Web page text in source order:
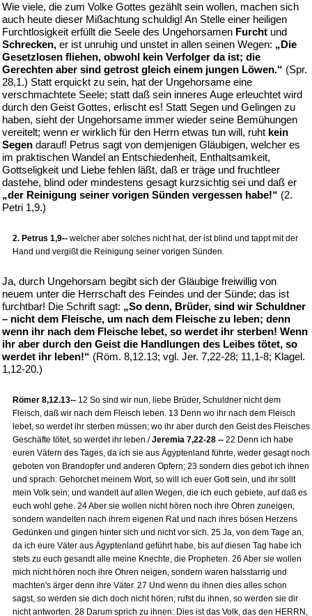
Wie viele, die zum Volke Gottes gezählt sein wollen, machen sich
auch heute dieser Mißachtung schuldig! An Stelle einer heiligen
Furchtlosigkeit erfüllt die Seele des Ungehorsamen Furcht und
Schrecken, er ist unruhig und unstet in allen seinen Wegen: „Die
Gesetzlosen fliehen, obwohl kein Verfolger da ist; die
Gerechten aber sind getrost gleich einem jungen Löwen.“ (Spr.
28,1.) Statt erquickt zu sein, hat der Ungehorsame eine
verschmachtete Seele; statt daß sein inneres Auge erleuchtet wird
durch den Geist Gottes, erlischt es! Statt Segen und Gelingen zu
haben, sieht der Ungehorsame immer wieder seine Bemühungen
vereitelt; wenn er wirklich für den Herrn etwas tun will, ruht kein
Segen darauf! Petrus sagt von demjenigen Gläubigen, welcher es
im praktischen Wandel an Entschiedenheit, Enthaltsamkeit,
Gottseligkeit und Liebe fehlen läßt, daß er träge und fruchtleer
dastehe, blind oder mindestens gesagt kurzsichtig sei und daß er
„der Reinigung seiner vorigen Sünden vergessen habe!“ (2.
Petri 1,9.)
2. Petrus 1,9-- welcher aber solches nicht hat, der ist blind und tappt mit der
Hand und vergißt die Reinigung seiner vorigen Sünden.
Ja, durch Ungehorsam begibt sich der Gläubige freiwillig von
neuem unter die Herrschaft des Feindes und der Sünde; das ist
furchtbar! Die Schrift sagt: „So denn, Brüder, sind wir Schuldner
– nicht dem Fleische, um nach dem Fleische zu leben; denn
wenn ihr nach dem Fleische lebet, so werdet ihr sterben! Wenn
ihr aber durch den Geist die Handlungen des Leibes tötet, so
werdet ihr leben!“ (Röm. 8,12.13; vgl. Jer. 7,22-28; 11,1-8; Klagel.
1,12-20.)
Römer 8,12.13-- 12 So sind wir nun, liebe Brüder, Schuldner nicht dem
Fleisch, daß wir nach dem Fleisch leben. 13 Denn wo ihr nach dem Fleisch
lebet, so werdet ihr sterben müssen; wo ihr aber durch den Geist des Fleisches
Geschäfte tötet, so werdet ihr leben./Jeremia 7,22-28 -- 22 Denn ich habe
euren Vätern des Tages, da ich sie aus Ägyptenland führte, weder gesagt noch
geboten von Brandopfer und anderen Opfern; 23 sondern dies gebot ich ihnen
und sprach: Gehorchet meinem Wort, so will ich euer Gott sein, und ihr sollt
mein Volk sein; und wandelt auf allen Wegen, die ich euch gebiete, auf daß es
euch wohl gehe. 24 Aber sie wollen nicht hören noch ihre Ohren zuneigen,
sondern wandelten nach ihrem eigenen Rat und nach ihres bösen Herzens
Gedünken und gingen hinter sich und nicht vor sich. 25 Ja, von dem Tage an,
da ich eure Väter aus Ägyptenland geführt habe, bis auf diesen Tag habe ich
stets zu euch gesandt alle meine Knechte, die Propheten. 26 Aber sie wollen
mich nicht hören noch ihre Ohren neigen, sondern waren halsstarrig und
machten's ärger denn ihre Väter. 27 Und wenn du ihnen dies alles schon
sagst, so werden sie dich doch nicht hören; rufst du ihnen, so werden sie dir
nicht antworten. 28 Darum sprich zu ihnen: Dies ist das Volk, das den HERRN,